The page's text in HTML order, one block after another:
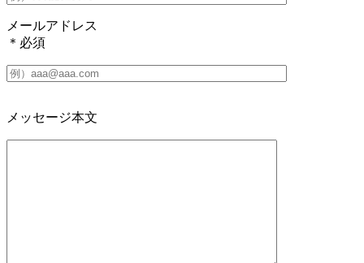
メールアドレス
＊必須
メッセージ本文